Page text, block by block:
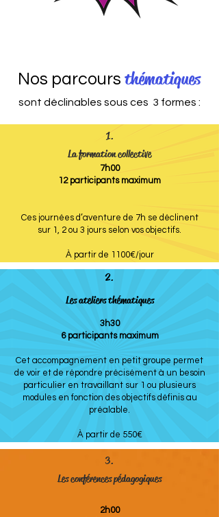
Nos parcours thématiques
sont déclinables sous ces 3 formes :
1.
La formation collective
7h00
12 participants maximum
Ces journées d’aventure de 7h se déclinent
sur 1, 2 ou 3 jours selon vos objectifs.
À partir de 1100€/jour
2.
Les ateliers thématiques
3h30
6 participants maximum
Cet accompagnement en petit groupe permet
de voir et de répondre précisément à un besoin
particulier en travaillant sur 1 ou plusieurs
modules en fonction des objectifs définis au
préalable.
À partir de 550€
3.
Les conférences pédagogiques
2h00